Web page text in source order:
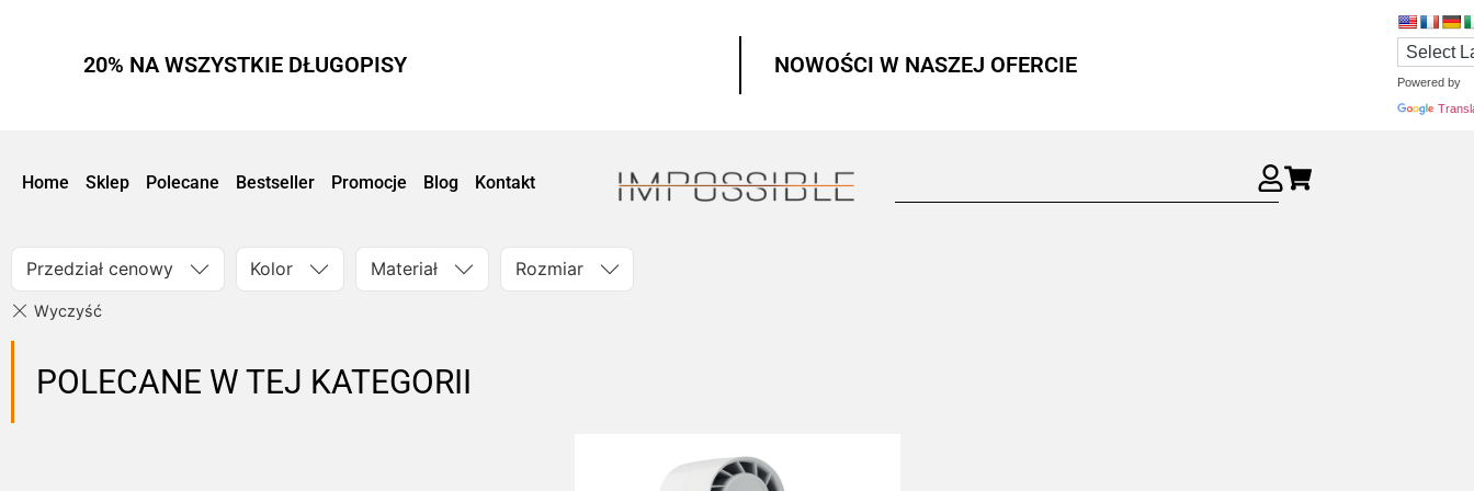
20% NA WSZYSTKIE DŁUGOPISY NOWOŚCI W NASZEJ OFERCIE
Powered by
Home Sklep Polecane Bestseller Promocje Blog Kontakt
Przedział cenowy Kolor Materiał Rozmiar
POLECANE W TEJ KATEGORII